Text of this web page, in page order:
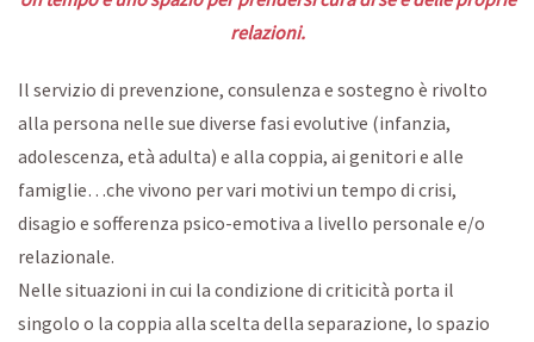
relazioni.
Il servizio di prevenzione, consulenza e sostegno è rivolto
alla persona nelle sue diverse fasi evolutive (infanzia,
adolescenza, età adulta) e alla coppia, ai genitori e alle
famiglie…che vivono per vari motivi un tempo di crisi,
disagio e sofferenza psico-emotiva a livello personale e/o
relazionale.
Nelle situazioni in cui la condizione di criticità porta il
singolo o la coppia alla scelta della separazione, lo spazio